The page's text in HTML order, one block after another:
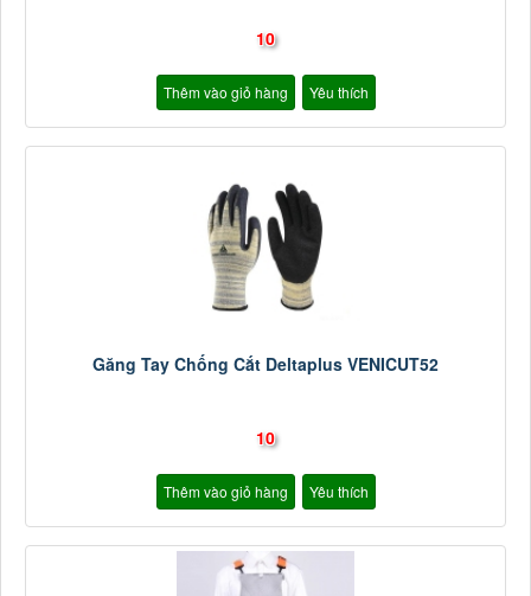
10
Thêm vào giỏ hàng Yêu thích
Găng Tay Chống Cắt Deltaplus VENICUT52
10
Thêm vào giỏ hàng Yêu thích